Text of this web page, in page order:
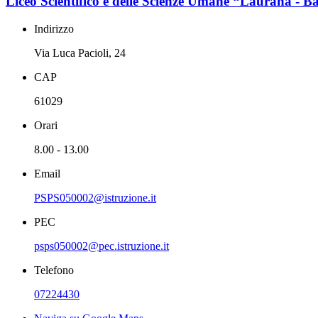
Indirizzo
Via Luca Pacioli, 24
CAP
61029
Orari
8.00 - 13.00
Email
PSPS050002@istruzione.it
PEC
psps050002@pec.istruzione.it
Telefono
07224430